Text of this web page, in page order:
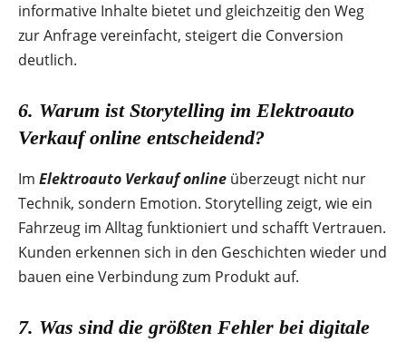
informative Inhalte bietet und gleichzeitig den Weg
zur Anfrage vereinfacht, steigert die Conversion
deutlich.
6. Warum ist Storytelling im Elektroauto
Verkauf online entscheidend?
Im Elektroauto Verkauf online überzeugt nicht nur
Technik, sondern Emotion. Storytelling zeigt, wie ein
Fahrzeug im Alltag funktioniert und schafft Vertrauen.
Kunden erkennen sich in den Geschichten wieder und
bauen eine Verbindung zum Produkt auf.
7. Was sind die größten Fehler bei digitale